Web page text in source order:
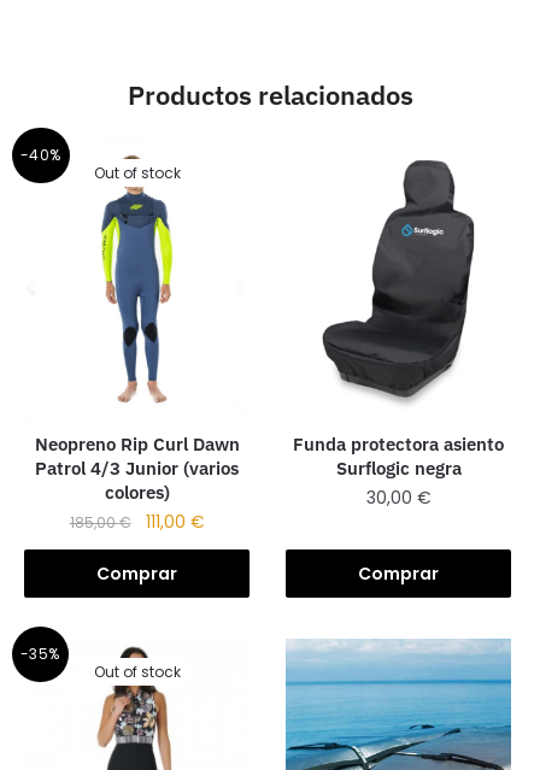
Productos relacionados
-40%
Out of stock
Neopreno Rip Curl Dawn
Patrol 4/3 Junior (varios
colores)
185,00€ 111,00 €
Comprar
Funda protectora asiento
Surflogic negra
30,00 €
Comprar
-35%
Out of stock